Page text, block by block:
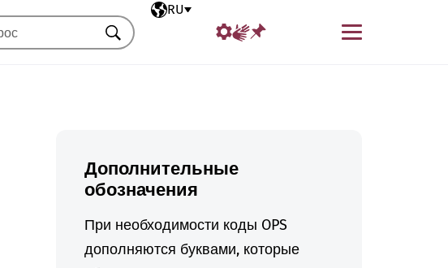
Выбранный язык
RU
Меню
Искать
Дополнительные
обозначения
При необходимости коды OPS
дополняются буквами, которые